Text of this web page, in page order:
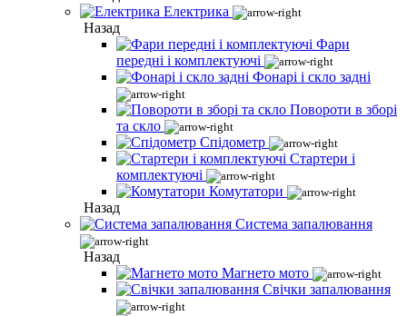
Електрика
Назад
Фари
передні і комплектуючі
Фонарі і скло задні
Повороти в зборі
та скло
Спідометр
Стартери і
комплектуючі
Комутатори
Назад
Система запалювання
Назад
Магнето мото
Свічки запалювання